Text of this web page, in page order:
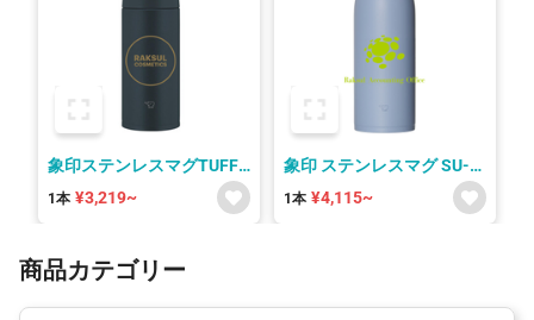
象印ステンレスマグTUFF
SU-AA
1本 ¥3,219~
象印 ステンレスマグ SU-
DA型 シームレスせん
1本 ¥4,115~
商品カテゴリー